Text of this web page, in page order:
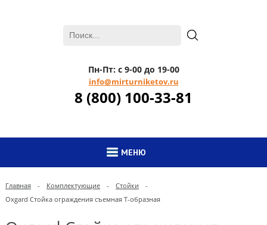
Пн-Пт: с 9-00 до 19-00
info@mirturniketov.ru
8 (800) 100-33-81
МЕНЮ
Главная - Комплектующие - Стойки
-
Oxgard Стойка ограждения съемная Т-образная